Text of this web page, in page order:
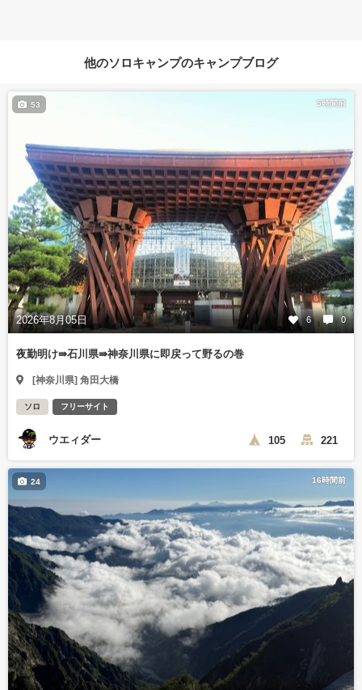
他のソロキャンプのキャンプブログ
5時間前
2026年8月05日 6 0
53
夜勤明け⇛石川県⇛神奈川県に即戻って野るの巻
[神奈川県] 角田大橋
ソロ フリーサイト
ウエィダー 105 221
16時間前
24